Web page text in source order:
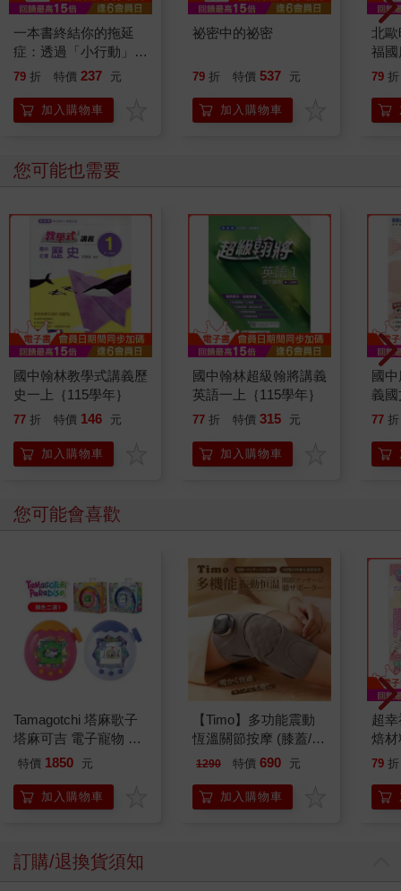
一本書終結你的拖延
症：透過「小行動」打
開大腦的行動開關，懶
的37個科學方法
79 折 特價 237 元
加入購物車
祕密中的祕密
79 折 特價 537 元
加入購物車
北
福
79 折
您可能也需要
國中翰林教學式講義歷
史一上｛115學年｝
77 折 特價 146 元
加入購物車
國中翰林超級翰將講義
英語一上｛115學年｝
77 折 特價 315 元
加入購物車
國
義國
77 折
您可能會喜歡
Tamagotchi 塔麻歌子
塔麻可吉 電子寵物 樂
園系列（熱帶橙果／極
特價 1850 元
加入購物車
【Timo】多功能震動
恆溫關節按摩 (膝蓋/
肩/手肘通用) 無線充電
膝熱敷 【單入組】
1290 特價 690 元
加入購物車
超
焙
愛
79 折
訂購/退換貨須知